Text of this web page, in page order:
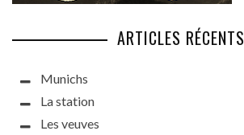
ARTICLES RÉCENTS
Munichs
La station
Les veuves